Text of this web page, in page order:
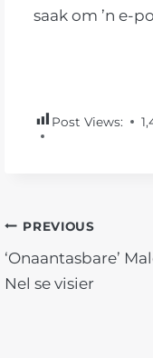
saak om ’n e-
Post Views:
POST
PREVIOUS
‘Onaantasbare’
Nel se visier